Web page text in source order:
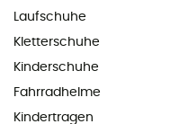
Laufschuhe
Kletterschuhe
Kinderschuhe
Fahrradhelme
Kindertragen